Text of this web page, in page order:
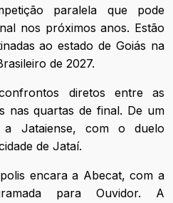
paralela que pode
nos próximos anos. Estão
ao estado de Goiás na
de 2027.
diretos entre as
nas quartas de final. De um
Jataiense, com o duelo
de Jataí.
encara a Abecat, com a
para Ouvidor. A